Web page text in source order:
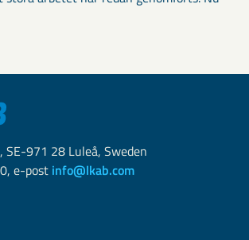
SE-971 28 Luleå, Sweden
e-post info@lkab.com